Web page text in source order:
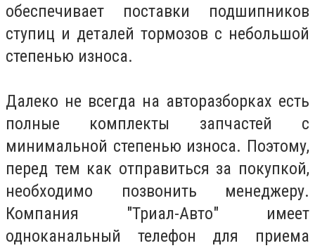
обеспечивает поставки подшипников
ступиц и деталей тормозов с небольшой
степенью износа.
Далеко не всегда на авторазборках есть
полные комплекты запчастей с
минимальной степенью износа. Поэтому,
перед тем как отправиться за покупкой,
необходимо позвонить менеджеру.
Компания "Триал-Авто" имеет
одноканальный телефон для приема